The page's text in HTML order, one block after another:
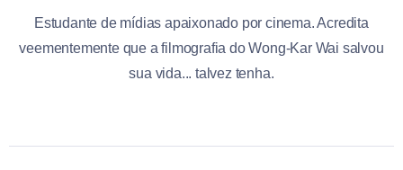
Estudante de mídias apaixonado por cinema. Acredita
veementemente que a filmografia do Wong-Kar Wai salvou
sua vida... talvez tenha.